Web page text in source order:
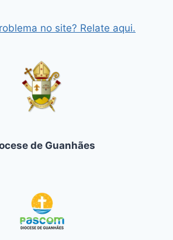
no site? Relate aqui.
de Guanhães